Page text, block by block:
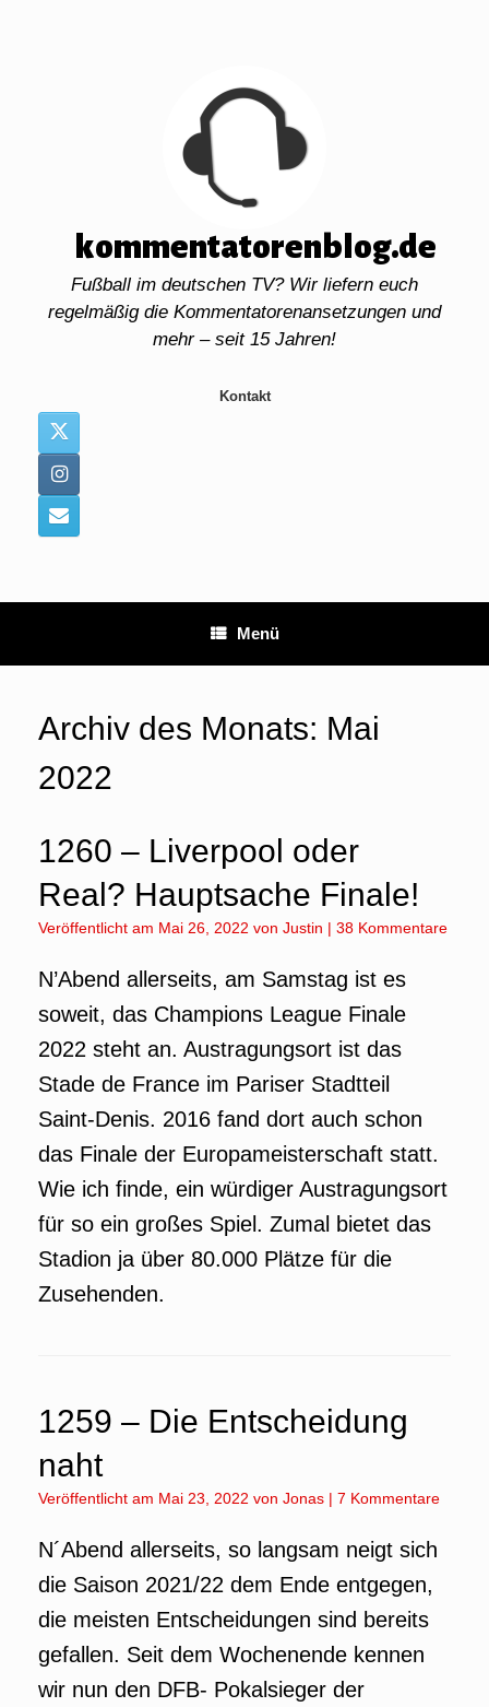
kommentatorenblog.de
Fußball im deutschen TV? Wir liefern euch
regelmäßig die Kommentatorenansetzungen und
mehr – seit 15 Jahren!
Kontakt
Menü
Archiv des Monats: Mai
2022
1260 – Liverpool oder
Real? Hauptsache Finale!
Veröffentlicht am Mai 26, 2022 von Justin | 38 Kommentare
N’Abend allerseits, am Samstag ist es
soweit, das Champions League Finale
2022 steht an. Austragungsort ist das
Stade de France im Pariser Stadtteil
Saint-Denis. 2016 fand dort auch schon
das Finale der Europameisterschaft statt.
Wie ich finde, ein würdiger Austragungsort
für so ein großes Spiel. Zumal bietet das
Stadion ja über 80.000 Plätze für die
Zusehenden.
1259 – Die Entscheidung
naht
Veröffentlicht am Mai 23, 2022 von Jonas | 7 Kommentare
N´Abend allerseits, so langsam neigt sich
die Saison 2021/22 dem Ende entgegen,
die meisten Entscheidungen sind bereits
gefallen. Seit dem Wochenende kennen
wir nun den DFB- Pokalsieger der